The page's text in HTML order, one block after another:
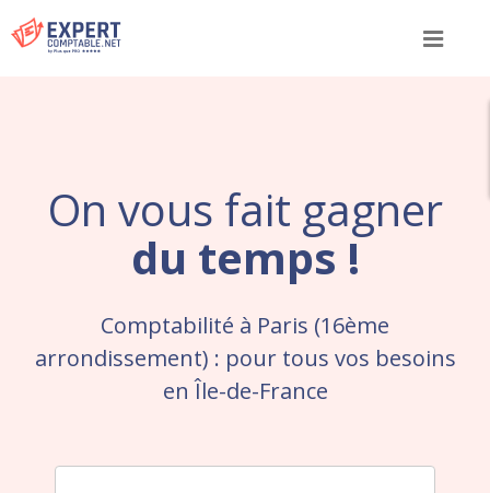
Menu
On vous fait gagner
du temps !
Comptabilité à Paris (16ème
arrondissement) : pour tous vos besoins
en Île-de-France